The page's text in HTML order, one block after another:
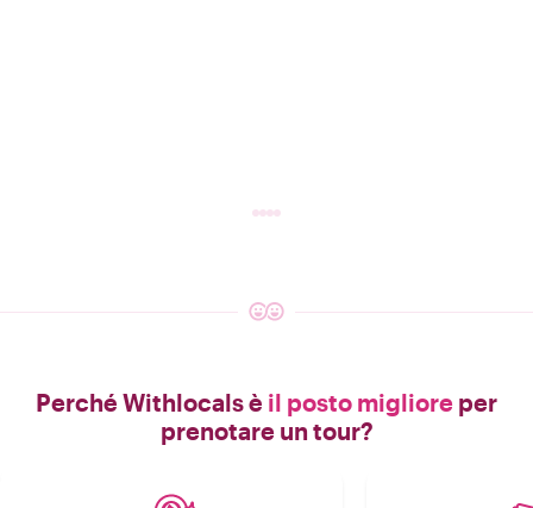
Perché Withlocals è il posto migliore per
prenotare un tour?